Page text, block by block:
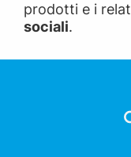
prodotti e i
sociali.